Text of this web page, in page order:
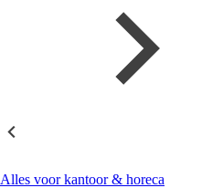
Alles voor kantoor & horeca